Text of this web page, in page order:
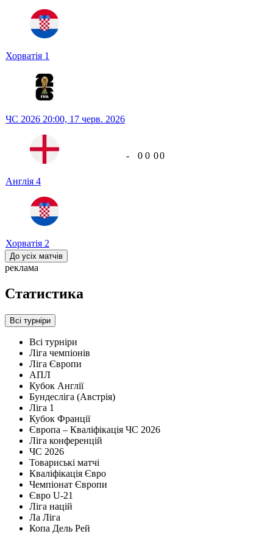
Хорватія 1
ЧС 2026 20:00, 17 черв. 2026
Англія 4
Хорватія 2
- 0 0 00
До усіх матчів
реклама
Статистика
Всі турніри
Всі турніри
Ліга чемпіонів
Ліга Європи
АПЛ
Кубок Англії
Бундесліга (Австрія)
Ліга 1
Кубок Франції
Європа – Кваліфікація ЧС 2026
Ліга конференцій
ЧС 2026
Товариські матчі
Кваліфікація Євро
Чемпіонат Європи
Євро U-21
Ліга націй
Ла Ліга
Копа Дель Рей